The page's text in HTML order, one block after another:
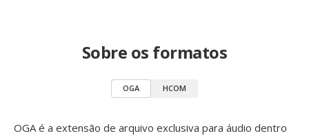
Sobre os formatos
OGA HCOM
OGA é a extensão de arquivo exclusiva para áudio dentro